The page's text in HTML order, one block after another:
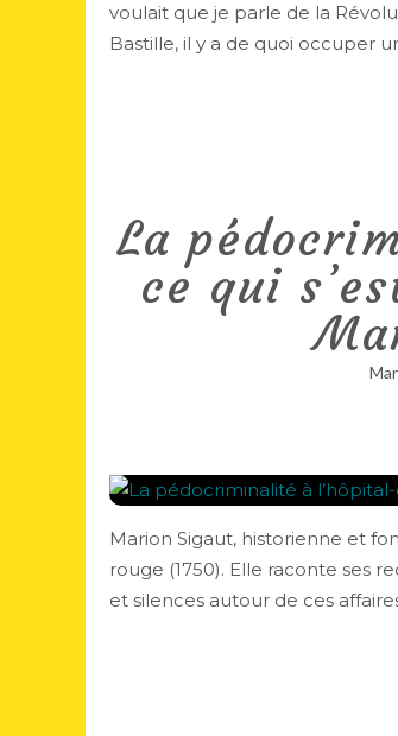
voulait que je parle de la
Bastille, il y a de quoi occuper
La
ce qui
Marion Sigaut, historienne et
rouge (1750). Elle raconte ses
et silences autour de ces